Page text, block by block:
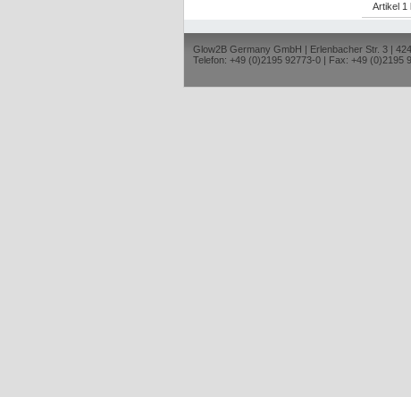
Artikel 1
Glow2B Germany GmbH | Erlenbacher Str. 3 |
Telefon: +49 (0)2195 92773-0 | Fax: +49 (0)2195